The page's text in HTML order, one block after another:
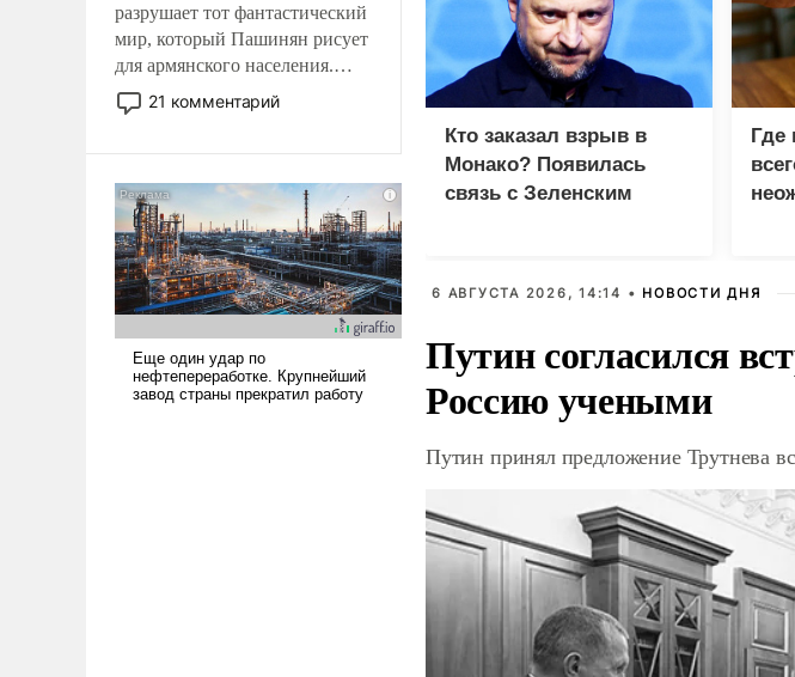
разрушает тот фантастический
мир, который Пашинян рисует
для армянского населения.
Мир, где политические
прожекты будут безусловно
налогоплательщиков и где
Еревану за свои поступки не
нужно отвечать.
21 комментарий
Кто заказал взрыв в
Монако? Появилась
связь с Зеленским
Где
6 АВГУСТА 2026, 14:14 • НОВОСТИ ДНЯ
Путин согласился
Россию учеными
Путин принял предложение Трутнева